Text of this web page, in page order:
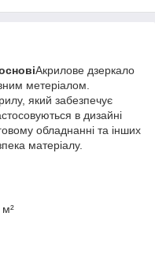
Акрилове дзеркало
метеріалом.
який забезпечує
в дизайні
обладнанні та інших
матеріалу.